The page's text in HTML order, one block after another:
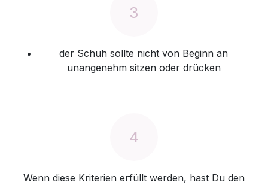
3
der Schuh sollte nicht von Beginn an
unangenehm sitzen oder drücken
4
Wenn diese Kriterien erfüllt werden, hast Du den